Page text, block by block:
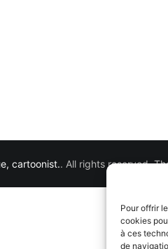
Pour offrir
cookies
à ces
de
cartoonist.. All rights reserved.